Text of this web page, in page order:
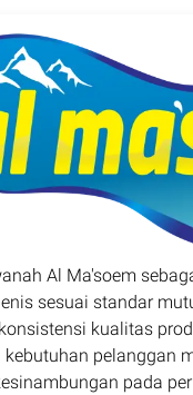
Al Ma'soem
sesuai standar
kualitas
kebutuhan pelanggan
pada